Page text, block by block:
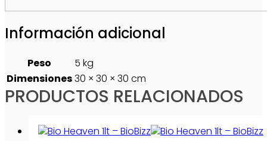
Información adicional
Peso
5 kg
Dimensiones30 × 30 × 30 cm
PRODUCTOS RELACIONADOS